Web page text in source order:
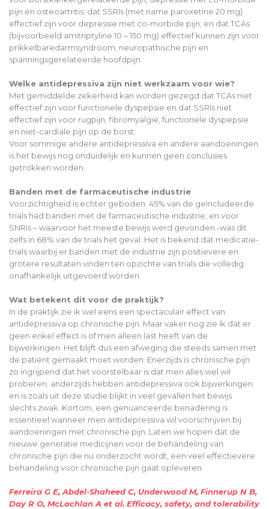
pijn en osteoartritis; dat SSRIs (met name paroxetine 20 mg)
effectief zijn voor depressie met co-morbide pijn; en dat TCAs
(bijvoorbeeld amitriptyline 10 – 150 mg) effectief kunnen zijn voor
prikkelbaredarmsyndroom, neuropathische pijn en
spanningsgerelateerde hoofdpijn.
Welke antidepressiva zijn niet werkzaam voor wie?
Met gemiddelde zekerheid kan worden gezegd dat TCAs niet
effectief zijn voor functionele dyspepsie en dat SSRIs niet
effectief zijn voor rugpijn, fibromyalgie, functionele dyspepsie
en niet-cardiale pijn op de borst.
Voor sommige andere antidepressiva en andere aandoeningen
is het bewijs nog onduidelijk en kunnen geen conclusies
getrokken worden.
Banden met de farmaceutische industrie
Voorzichtigheid is echter geboden: 45% van de geïncludeerde
trials had banden met de farmaceutische industrie, en voor
SNRIs – waarvoor het meeste bewijs werd gevonden -was dit
zelfs in 68% van de trials het geval. Het is bekend dat medicatie-
trials waarbij er banden met de industrie zijn positievere en
grotere resultaten vinden ten opzichte van trials die volledig
onafhankelijk uitgevoerd worden.
Wat betekent dit voor de praktijk?
In de praktijk zie ik wel eens een spectaculair effect van
antidepressiva op chronische pijn. Maar vaker nog zie ik dat er
geen enkel effect is of men alleen last heeft van de
bijwerkingen. Het blijft dus een afweging die steeds samen met
de patiënt gemaakt moet worden. Enerzijds is chronische pijn
zo ingrijpend dat het voorstelbaar is dat men alles wel wil
proberen; anderzijds hebben antidepressiva ook bijwerkingen
en is zoals uit deze studie blijkt in veel gevallen het bewijs
slechts zwak. Kortom, een genuanceerde benadering is
essentieel wanneer men antidepressiva wil voorschrijven bij
aandoeningen met chronische pijn. Laten we hopen dat de
nieuwe generatie medicijnen voor de behandeling van
chronische pijn die nu onderzocht wordt, een veel effectievere
behandeling voor chronische pijn gaat opleveren.
Ferreira G E, Abdel-Shaheed C, Underwood M, Finnerup N B,
Day R O, McLachlan A et al. Efficacy, safety, and tolerability